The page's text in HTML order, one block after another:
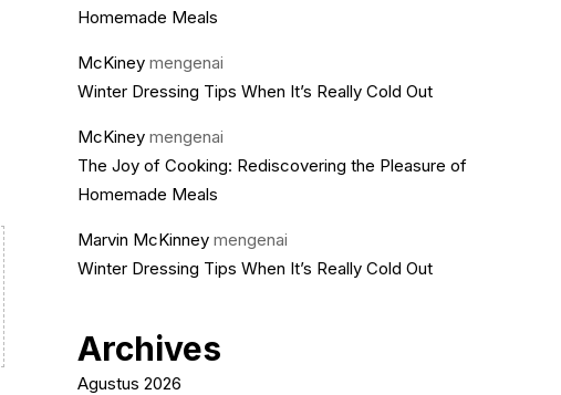
Homemade Meals
McKiney mengenai
Winter Dressing Tips When It’s Really Cold Out
McKiney mengenai
The Joy of Cooking: Rediscovering the Pleasure of
Homemade Meals
Marvin McKinney mengenai
Winter Dressing Tips When It’s Really Cold Out
Archives
Agustus 2026